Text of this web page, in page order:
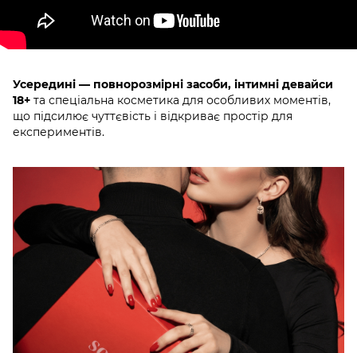
Усередині — повнорозмірні засоби, інтимні девайси
18+ та спеціальна косметика для особливих моментів,
що підсилює чуттєвість і відкриває простір для
експериментів.